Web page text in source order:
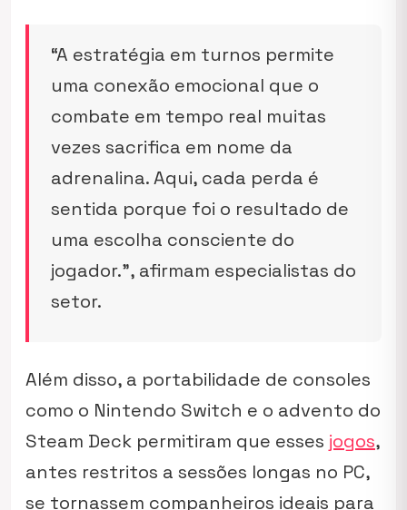
“A estratégia em turnos permite
uma conexão emocional que o
combate em tempo real muitas
vezes sacrifica em nome da
adrenalina. Aqui, cada perda é
sentida porque foi o resultado de
uma escolha consciente do
jogador.”, afirmam especialistas do
setor.
Além disso, a portabilidade de consoles
como o Nintendo Switch e o advento do
Steam Deck permitiram que esses jogos,
antes restritos a sessões longas no PC,
se tornassem companheiros ideais para